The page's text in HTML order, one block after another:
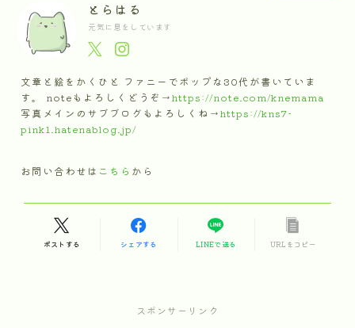
とらはる
元気に息をしています
文章と絵をかくひと ファニーでポップな30代が書いていま
す。 noteもよろしくどうぞ→https://note.com/knemama
写真メインのサブブログもよろしくね→https://kns7-
pink1.hatenablog.jp/
お問い合わせは こちら から
ポストする シェアする LINEで送る URLをコピー
スポンサーリンク